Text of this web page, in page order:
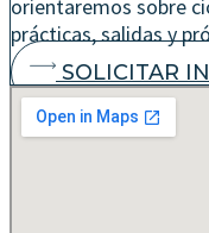
orientaremos sobre
prácticas, salidas y
SOLICITAR